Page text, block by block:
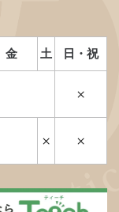
金 土 日・祝
×
× ×